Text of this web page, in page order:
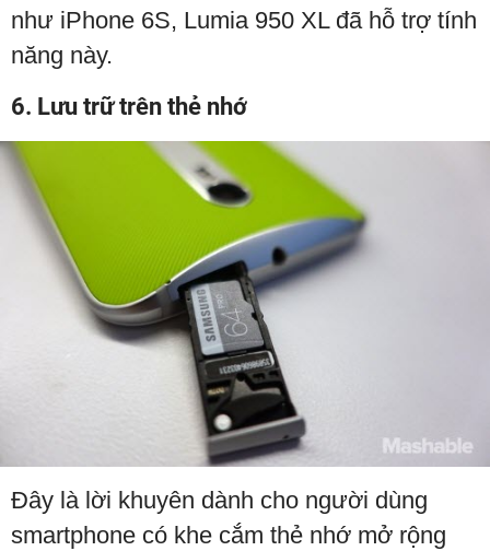
như iPhone 6S, Lumia 950 XL đã hỗ trợ tính
năng này.
6. Lưu trữ trên thẻ nhớ
Đây là lời khuyên dành cho người dùng
smartphone có khe cắm thẻ nhớ mở rộng